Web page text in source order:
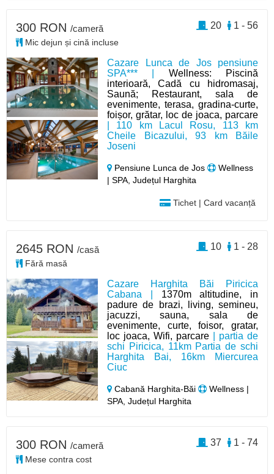
Cazare Lunca de Jos pensiune
SPA*** | Wellness: Piscină
interioară, Cadă cu hidromasaj,
Saună; Restaurant, sala de
evenimente, terasa, gradina-curte,
foișor, grătar, loc de joaca, parcare
| 110 km Lacul Rosu, 113 km
Cheile Bicazului, 93 km Băile
Joseni
Pensiune Lunca de Jos
Wellness
| SPA, Județul Harghita
Tichet | Card vacanță
300 RON /cameră
Mic dejun și cină incluse
1 - 56
20
Cazare Harghita Băi Piricica
Cabana | 1370m altitudine, in
padure de brazi, living, semineu,
jacuzzi, sauna, sala de
evenimente, curte, foisor, gratar,
loc joaca, Wifi, parcare | partia de
schi Piricica, 11km Partia de schi
Harghita Bai, 16km Miercurea
Ciuc
Cabană Harghita-Băi
Wellness |
SPA, Județul Harghita
2645 RON /casă
Fără masă
1 - 28
10
300 RON /cameră
Mese contra cost
1 - 74
37